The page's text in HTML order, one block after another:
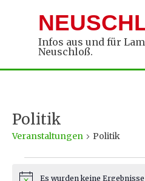
Infos aus und für
Neuschloß.
Politik
Veranstaltungen Politik
Veranstaltungen
Es wurden keine